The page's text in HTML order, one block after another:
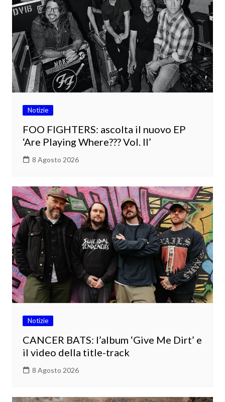
Notizie
FOO FIGHTERS: ascolta il nuovo EP
‘Are Playing Where??? Vol. II’
8 Agosto 2026
Notizie
CANCER BATS: l’album ‘Give Me Dirt’ e
il video della title-track
8 Agosto 2026